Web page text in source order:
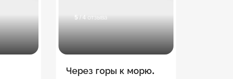
5 / 4 отзыва
Через горы к морю.